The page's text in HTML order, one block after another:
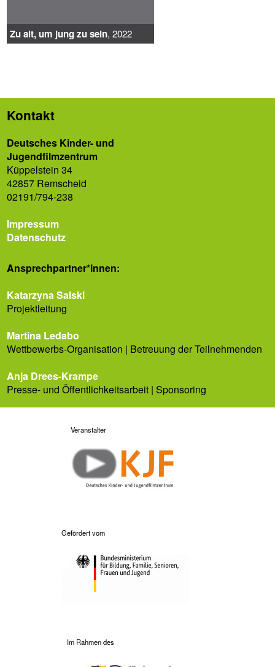
Zu alt, um jung zu sein, 2022
Kontakt
Deutsches Kinder- und
Jugendfilmzentrum
Küppelstein 34
42857 Remscheid
02191/794-238
Impressum
Datenschutz
Ansprech­partner*innen:
Katarzyna Salski
Projektleitung
Martina Ledabo
Wettbewerbs-Organisation | Betreuung der Teilnehmenden
Anja Drees-Krampe
Presse- und Öffentlichkeitsarbeit | Sponsoring
Veranstalter
Gefördert vom
Im Rahmen des